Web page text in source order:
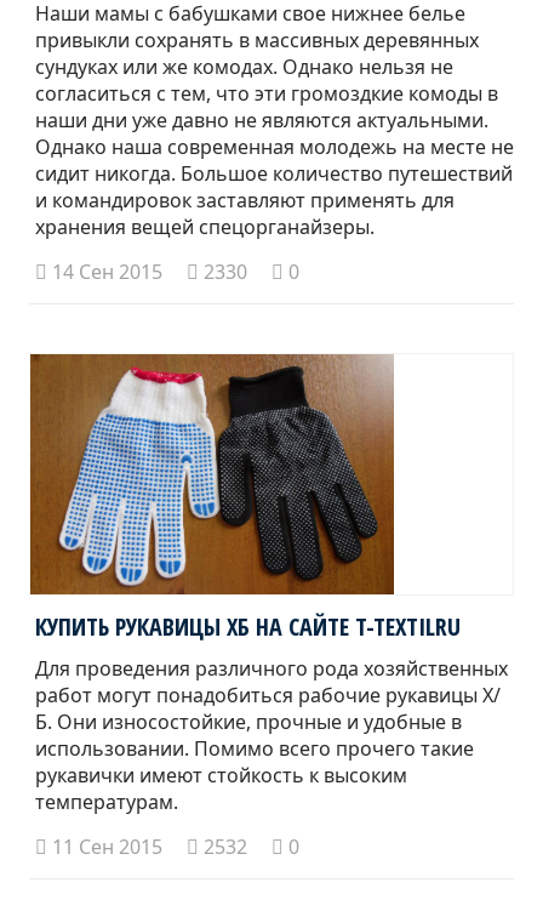
Наши мамы с бабушками свое нижнее белье
привыкли сохранять в массивных деревянных
сундуках или же комодах. Однако нельзя не
согласиться с тем, что эти громоздкие комоды в
наши дни уже давно не являются актуальными.
Однако наша современная молодежь на месте не
сидит никогда. Большое количество путешествий
и командировок заставляют применять для
хранения вещей спецорганайзеры.
14 Сен 2015
2330 0
КУПИТЬ РУКАВИЦЫ ХБ НА САЙТЕ T-TEXTILRU
Для проведения различного рода хозяйственных
работ могут понадобиться рабочие рукавицы Х/
Б. Они износостойкие, прочные и удобные в
использовании. Помимо всего прочего такие
рукавички имеют стойкость к высоким
температурам.
11 Сен 2015
2532 0